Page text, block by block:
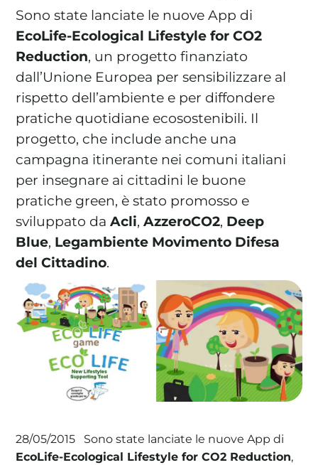
La tua cooperativa energetica sostenibile
Area Soci |Aderisci a WeForGreen
BLOG
CONTATTI
PASSA A WEFORGREEN
Sono state lanciate le nuove App di
EcoLife-Ecological Lifestyle for CO2
Reduction, un progetto finanziato
dall’Unione Europea per sensibilizzare al
rispetto dell’ambiente e per diffondere
pratiche quotidiane ecosostenibili. Il
progetto, che include anche una
campagna itinerante nei comuni italiani
per insegnare ai cittadini le buone
pratiche green, è stato promosso e
sviluppato daAcli,AzzeroCO2, Deep
Blue, Legambiente Movimento Difesa
del Cittadino.
28/05/2015
Sono state lanciate le nuove App di
EcoLife-Ecological Lifestyle for CO2 Reduction,